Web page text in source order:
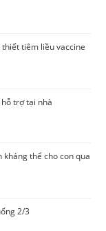
tiêm liều vaccine
trợ tại nhà
thể cho con qua
2/3